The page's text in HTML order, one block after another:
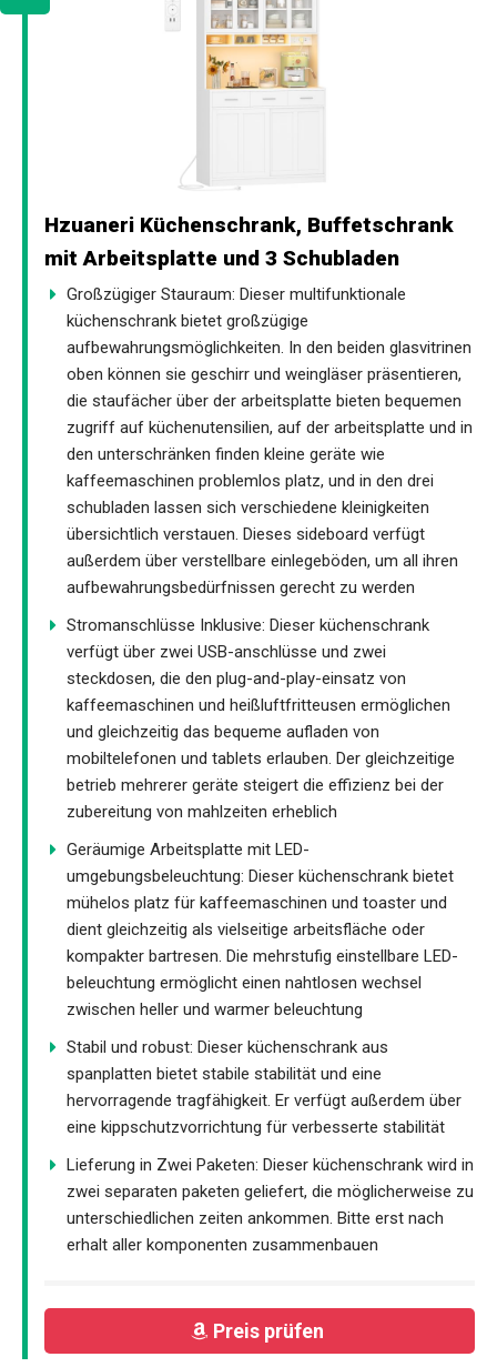
Hzuaneri Küchenschrank, Buffetschrank
mit Arbeitsplatte und 3 Schubladen
Großzügiger Stauraum: Dieser multifunktionale
küchenschrank bietet großzügige
aufbewahrungsmöglichkeiten. In den beiden glasvitrinen
oben können sie geschirr und weingläser präsentieren,
die staufächer über der arbeitsplatte bieten bequemen
zugriff auf küchenutensilien, auf der arbeitsplatte und in
den unterschränken finden kleine geräte wie
kaffeemaschinen problemlos platz, und in den drei
schubladen lassen sich verschiedene kleinigkeiten
übersichtlich verstauen. Dieses sideboard verfügt
außerdem über verstellbare einlegeböden, um all ihren
aufbewahrungsbedürfnissen gerecht zu werden
Stromanschlüsse Inklusive: Dieser küchenschrank
verfügt über zwei USB-anschlüsse und zwei
steckdosen, die den plug-and-play-einsatz von
kaffeemaschinen und heißluftfritteusen ermöglichen
und gleichzeitig das bequeme aufladen von
mobiltelefonen und tablets erlauben. Der gleichzeitige
betrieb mehrerer geräte steigert die effizienz bei der
zubereitung von mahlzeiten erheblich
Geräumige Arbeitsplatte mit LED-
umgebungsbeleuchtung: Dieser küchenschrank bietet
mühelos platz für kaffeemaschinen und toaster und
dient gleichzeitig als vielseitige arbeitsfläche oder
kompakter bartresen. Die mehrstufig einstellbare LED-
beleuchtung ermöglicht einen nahtlosen wechsel
zwischen heller und warmer beleuchtung
Stabil und robust: Dieser küchenschrank aus
spanplatten bietet stabile stabilität und eine
hervorragende tragfähigkeit. Er verfügt außerdem über
eine kippschutzvorrichtung für verbesserte stabilität
Lieferung in Zwei Paketen: Dieser küchenschrank wird in
zwei separaten paketen geliefert, die möglicherweise zu
unterschiedlichen zeiten ankommen. Bitte erst nach
erhalt aller komponenten zusammenbauen
Preis prüfen